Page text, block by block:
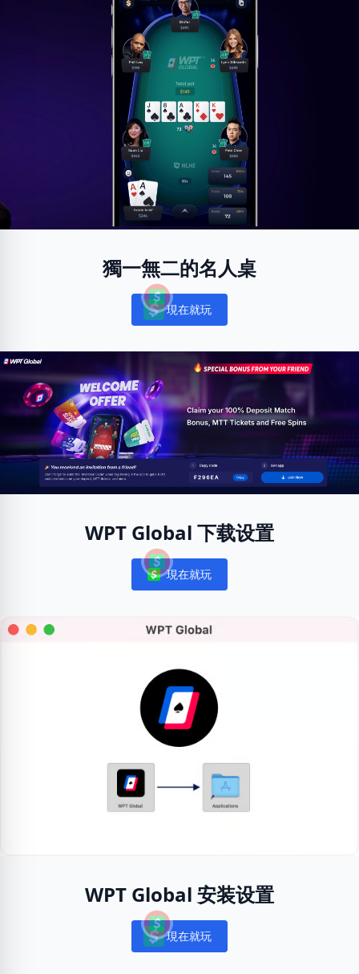
獨一無二的名人桌
Notifications
現在就玩
WPT Global 下载设置
Notifications
現在就玩
WPT Global 安装设置
Notifications
現在就玩